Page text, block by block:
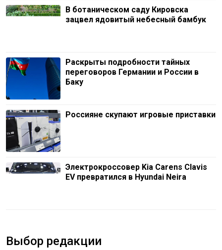
В ботаническом саду Кировска
зацвел ядовитый небесный бамбук
Раскрыты подробности тайных
переговоров Германии и России в
Баку
Россияне скупают игровые приставки
Электрокроссовер Kia Carens Clavis
EV превратился в Hyundai Neira
Выбор редакции